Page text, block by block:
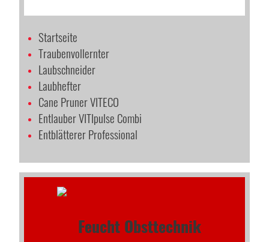
Startseite
Traubenvollernter
Laubschneider
Laubhefter
Cane Pruner VITECO
Entlauber VITIpulse Combi
Entblätterer Professional